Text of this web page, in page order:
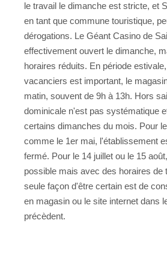
le travail le dimanche est stricte, et
en tant que commune touristique,
dérogations. Le Géant Casino de
effectivement ouvert le dimanche,
horaires réduits. En période
vacanciers est important, le
matin, souvent de 9h à 13h. Hors
dominicale n'est pas systématique
certains dimanches du mois. Pour
comme le 1er mai, l'établissement
fermé. Pour le 14 juillet ou le 15
possible mais avec des horaires de
seule façon d'être certain est de
en magasin ou le site internet dans
précèdent.